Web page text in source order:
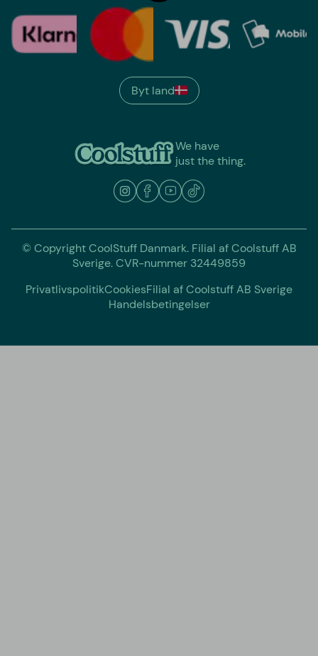
We have
just the thing.
Byt land
© Copyright CoolStuff Danmark. Filial af Coolstuff AB
Sverige. CVR-nummer 32449859
PrivatlivspolitikCookiesFilial af Coolstuff AB Sverige
Handelsbetingelser